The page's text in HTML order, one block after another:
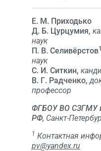
Е. М. Приходько
Д. Б. Цурцумия,
наук
П. В. Селивёрстов1
наук
С. И. Ситкин,
В. Г. Радченко,
профессор
ФГБОУ ВО СЗГМУ
РФ, Санкт-
1 Контактная
pv@yandex.ru